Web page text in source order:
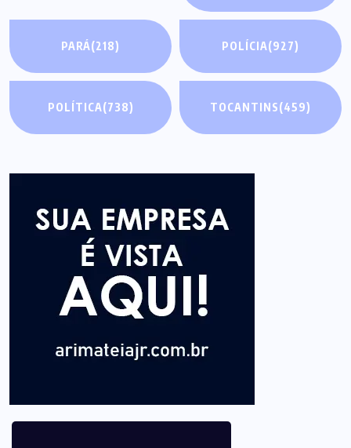
PARÁ(218) POLÍCIA(927)
POLÍTICA(738) TOCANTINS(459)